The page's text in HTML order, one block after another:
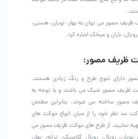
ظریف مصور می توان به بهار، نویان، هستی،
باران و میخک اشاره کرد.
ظریف مصور:
دارای تنوع طرح و رنگ زیادی هستند.
ظریف مصور شیک می باشند و با توجه به
مصور ساخته می شوند. بنابراین مطمئن
مد نظر خود را از میان انواع موکت های
نمایید. از طرح های موکت ظریف مصور می